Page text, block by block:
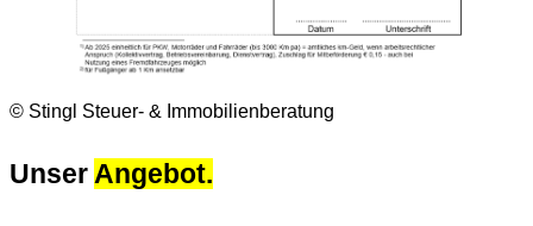
© Stingl Steuer- & Immobilienberatung
UnserAngebot.